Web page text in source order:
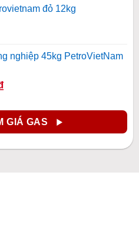
đỏ 12kg
nghiệp 45kg PetroVietNam
GIÁ GAS